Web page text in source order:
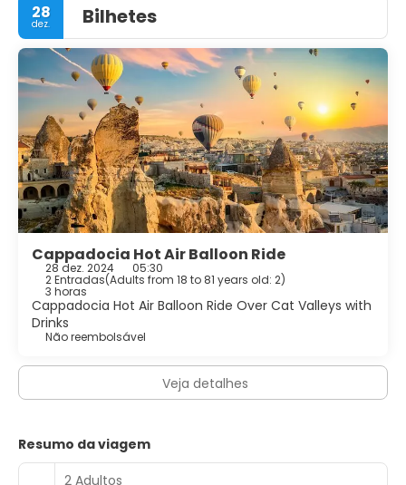
28
dez. Bilhetes
Cappadocia Hot Air Balloon Ride
28 dez. 2024 05:30
2 Entradas(Adults from 18 to 81 years old: 2)
3 horas
Cappadocia Hot Air Balloon Ride Over Cat Valleys with
Drinks
Não reembolsável
Veja detalhes
Resumo da viagem
2 Adultos